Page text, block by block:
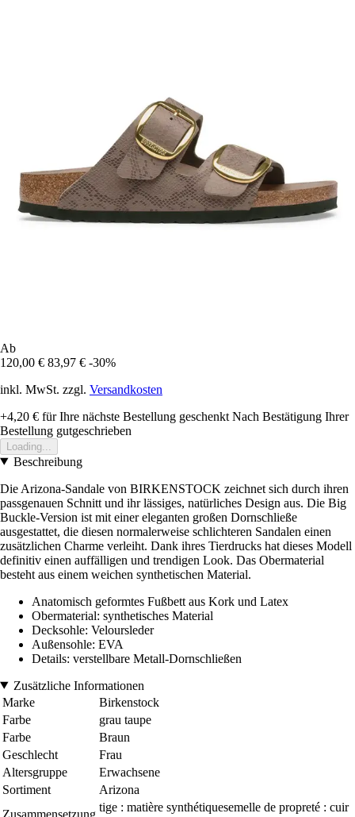
Ab
120,00 € 83,97 € -30%
inkl. MwSt. zzgl. Versandkosten
+4,20 € für Ihre nächste Bestellung geschenkt Nach Bestätigung Ihrer
Bestellung gutgeschrieben
Loading...
Beschreibung
Die Arizona-Sandale von BIRKENSTOCK zeichnet sich durch ihren
passgenauen Schnitt und ihr lässiges, natürliches Design aus. Die Big
Buckle-Version ist mit einer eleganten großen Dornschließe
ausgestattet, die diesen normalerweise schlichteren Sandalen einen
zusätzlichen Charme verleiht. Dank ihres Tierdrucks hat dieses Modell
definitiv einen auffälligen und trendigen Look. Das Obermaterial
besteht aus einem weichen synthetischen Material.
Anatomisch geformtes Fußbett aus Kork und Latex
Obermaterial: synthetisches Material
Decksohle: Veloursleder
Außensohle: EVA
Details: verstellbare Metall-Dornschließen
Zusätzliche Informationen
Marke
Birkenstock
Farbe
grau taupe
Farbe
Braun
Geschlecht
Frau
Altersgruppe
Erwachsene
Sortiment
Arizona
Zusammensetzung
tige : matière synthétiquesemelle de propreté : cuir